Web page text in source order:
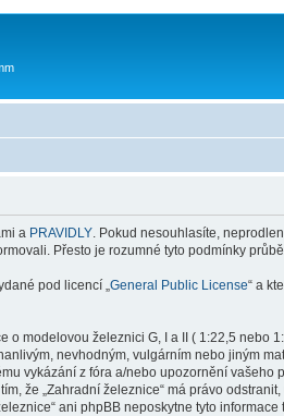
a PRAVIDLY . Pokud nesouhlasíte,
Přesto je rozumné tyto podmínky
pod licencí „ General Public License“ a
modelovou železnici G, I a II ( 1:22,5
nevhodným, vulgárním nebo jiným
vykázání z fóra a/nebo upozornění
že „Zahradní železnice“ má právo
ani phpBB neposkytne tyto